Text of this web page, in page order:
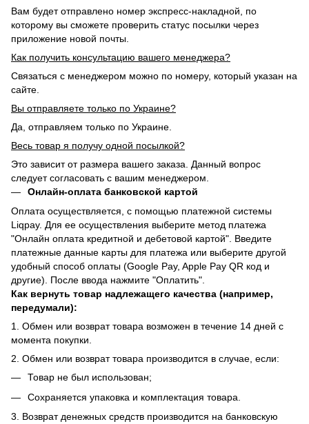
Вам будет отправлено номер экспресс-накладной, по
которому вы сможете проверить статус посылки через
приложение новой почты.
Как получить консультацию вашего менеджера?
Связаться с менеджером можно по номеру, который указан на
сайте.
Вы отправляете только по Украине?
Да, отправляем только по Украине.
Весь товар я получу одной посылкой?
Это зависит от размера вашего заказа. Данный вопрос
следует согласовать с вашим менеджером.
Онлайн-оплата банковской картой
Оплата осуществляется, с помощью платежной системы
Liqpay. Для ее осуществления выберите метод платежа
"Онлайн оплата кредитной и дебетовой картой". Введите
платежные данные карты для платежа или выберите другой
удобный способ оплаты (Google Pay, Apple Pay QR код и
другие). После ввода нажмите "Оплатить".
Как вернуть товар надлежащего качества (например,
передумали):
1. Обмен или возврат товара возможен в течение 14 дней с
момента покупки.
2. Обмен или возврат товара производится в случае, если:
Товар не был использован;
Сохраняется упаковка и комплектация товара.
3. Возврат денежных средств производится на банковскую